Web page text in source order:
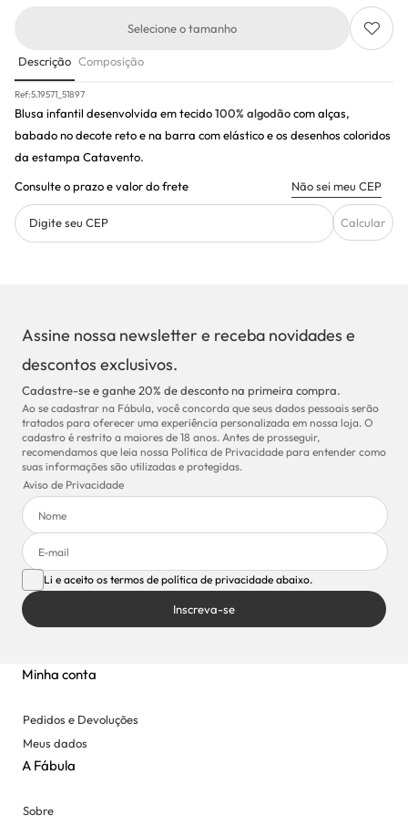
Selecione o tamanho
Descrição Composição
Ref:5.19571_51897
Blusa infantil desenvolvida em tecido100% algodãocom alças,
babado no decote reto e na barra com elástico e os desenhos coloridos
da estampa Catavento.
Consulte o prazo e valor do frete
Não sei meu CEP
Digite seu CEP Calcular
Assine nossa newsletter e receba novidades e
descontos exclusivos.
Cadastre-se e ganhe 20% de desconto na primeira compra.
Ao se cadastrar na Fábula, você concorda que seus dados pessoais serão
tratados para oferecer uma experiência personalizada em nossa loja. O
cadastro é restrito a maiores de 18 anos. Antes de prosseguir,
recomendamos que leia nossa Política de Privacidade para entender como
suas informações são utilizadas e protegidas.
Aviso de Privacidade
Li e aceito os termos de política de privacidade abaixo.
Inscreva-se
Minha conta
Pedidos e Devoluções
Meus dados
A Fábula
Sobre